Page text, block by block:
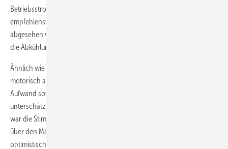
Betriebsstrom. Ein kompletter Shut-down gelte derzeit als nicht
empfehlenswert, da das Hochfahren der Zellen sehr viel Zeit brauche,
abgesehen von der mechanischen Belastung des Zellstapels durch
die Abkühlung und Wiederaufheizung.
Ähnlich wie die Entwickler von BZH haben auch die Anbieter von
motorisch angetriebenen Mikro-KWK den zeitlichen und finanziellen
Aufwand sowie das Fine-Tuning ihrer Geräte bis zur Marktreife
unterschätzt. Nach eher euphorischen Erwartungen auf der ISH 2005
war die Stimmung 2007 etwas gedämpfter. Zeitliche Ankündigungen
über den Markteintritt werden ebenso korrigiert, wie die
optimistischen Stückzahlen, die einen fulminanten Start für die